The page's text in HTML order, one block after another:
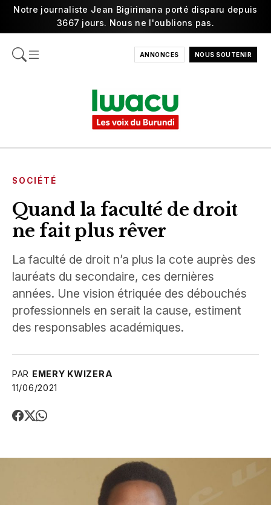
Notre journaliste Jean Bigirimana porté disparu depuis
3667 jours. Nous ne l'oublions pas.
ANNONCES NOUS SOUTENIR
SOCIÉTÉ
Quand la faculté de droit
ne fait plus rêver
La faculté de droit n’a plus la cote auprès des
lauréats du secondaire, ces dernières
années. Une vision étriquée des débouchés
professionnels en serait la cause, estiment
des responsables académiques.
PAR EMERY KWIZERA
11/06/2021